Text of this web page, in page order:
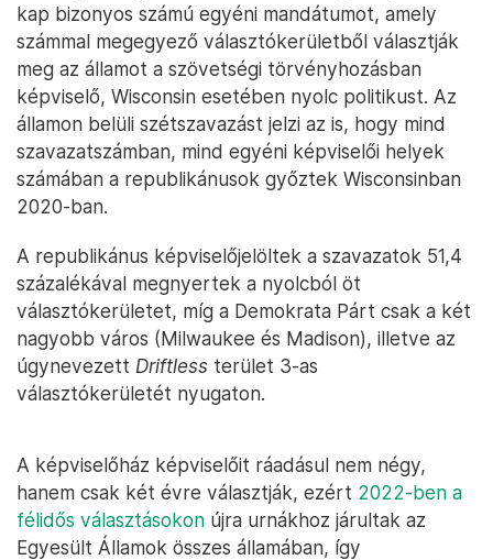
kap bizonyos számú egyéni mandátumot, amely
számmal megegyező választókerületből választják
meg az államot a szövetségi törvényhozásban
képviselő, Wisconsin esetében nyolc politikust. Az
államon belüli szétszavazást jelzi az is, hogy mind
szavazatszámban, mind egyéni képviselői helyek
számában a republikánusok győztek Wisconsinban
2020-ban.
A republikánus képviselőjelöltek a szavazatok 51,4
százalékával megnyertek a nyolcból öt
választókerületet, míg a Demokrata Párt csak a két
nagyobb város (Milwaukee és Madison), illetve az
úgynevezett Driftless terület 3-as
választókerületét nyugaton.
A képviselőház képviselőit ráadásul nem négy,
hanem csak két évre választják, ezért 2022-ben a
félidős választásokon újra urnákhoz járultak az
Egyesült Államok összes államában, így